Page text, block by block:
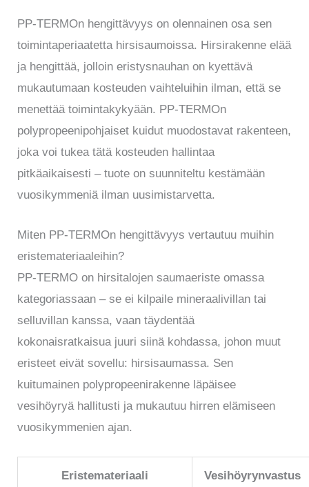
PP-TERMOn hengittävyys on olennainen osa sen
toimintaperiaatetta hirsisaumoissa. Hirsirakenne elää
ja hengittää, jolloin eristysnauhan on kyettävä
mukautumaan kosteuden vaihteluihin ilman, että se
menettää toimintakykyään. PP-TERMOn
polypropeenipohjaiset kuidut muodostavat rakenteen,
joka voi tukea tätä kosteuden hallintaa
pitkäaikaisesti – tuote on suunniteltu kestämään
vuosikymmeniä ilman uusimistarvetta.
Miten PP-TERMOn hengittävyys vertautuu muihin
eristemateriaaleihin?
PP-TERMO on hirsitalojen saumaeriste omassa
kategoriassaan – se ei kilpaile mineraalivillan tai
selluvillan kanssa, vaan täydentää
kokonaisratkaisua juuri siinä kohdassa, johon muut
eristeet eivät sovellu: hirsisaumassa. Sen
kuitumainen polypropeenirakenne läpäisee
vesihöyryä hallitusti ja mukautuu hirren elämiseen
vuosikymmenien ajan.
Eristemateriaali
Vesihöyrynvastus